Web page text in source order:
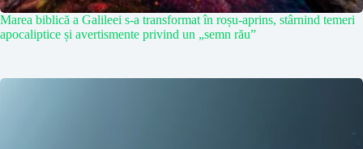
Marea biblică a Galileei s-a transformat în roșu-aprins, stârnind temeri
apocaliptice și avertismente privind un „semn rău”